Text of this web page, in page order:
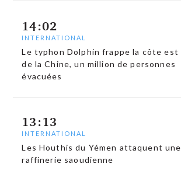
14:02
INTERNATIONAL
Le typhon Dolphin frappe la côte est
de la Chine, un million de personnes
évacuées
13:13
INTERNATIONAL
Les Houthis du Yémen attaquent une
raffinerie saoudienne